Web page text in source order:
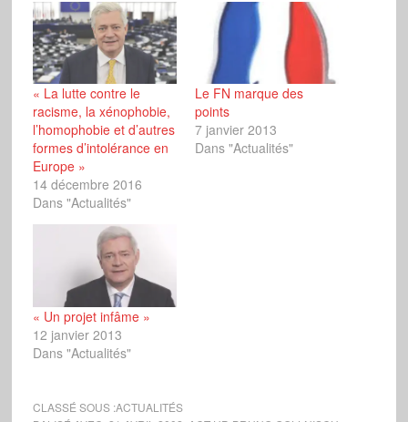
« La lutte contre le
racisme, la xénophobie,
l’homophobie et d’autres
formes d’intolérance en
Europe »
14 décembre 2016
Dans "Actualités"
Le FN marque des
points
7 janvier 2013
Dans "Actualités"
« Un projet infâme »
12 janvier 2013
Dans "Actualités"
CLASSÉ SOUS :ACTUALITÉS